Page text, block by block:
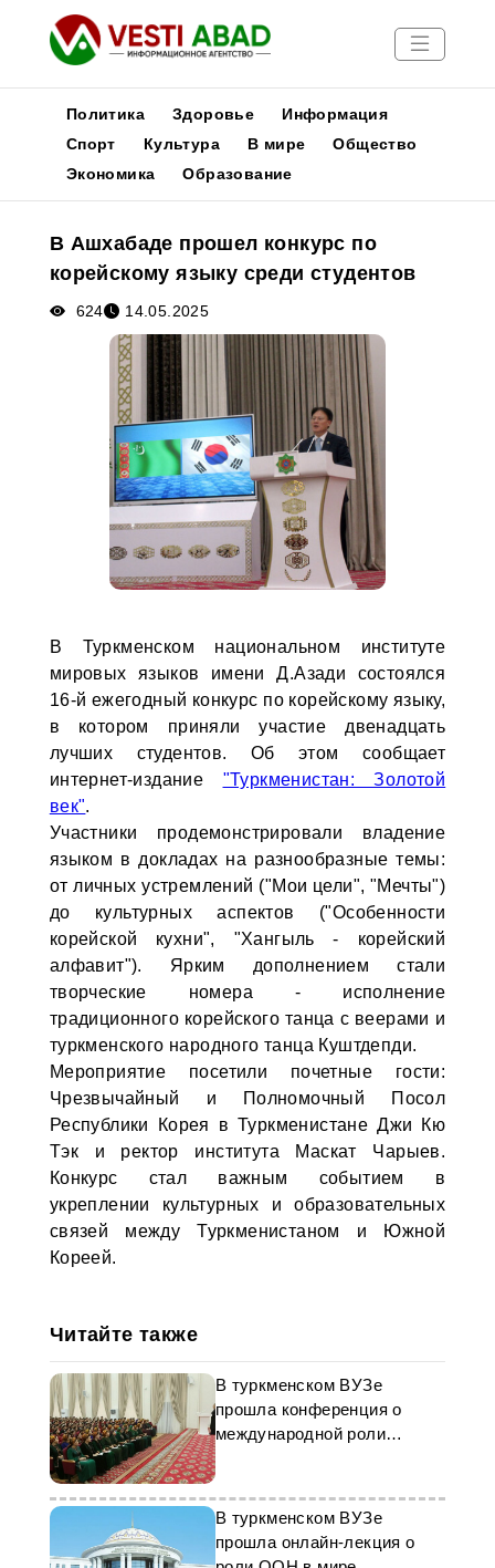
Новости
Медиа
Афиша
Политика Здоровье
Информация
Спорт
Культура В мире
Общество
Экономика
Образование
В Ашхабаде прошел конкурс по
корейскому языку среди студентов
624 14.05.2025
В Туркменском национальном институте
мировых языков имени Д.Азади состоялся
16-й ежегодный конкурс по корейскому языку,
в котором приняли участие двенадцать
лучших студентов. Об этом сообщает
интернет-издание "Туркменистан: Золотой
век".
Участники продемонстрировали владение
языком в докладах на разнообразные темы:
от личных устремлений ("Мои цели", "Мечты")
до культурных аспектов ("Особенности
корейской кухни", "Хангыль - корейский
алфавит"). Ярким дополнением стали
творческие номера - исполнение
традиционного корейского танца с веерами и
туркменского народного танца Куштдепди.
Мероприятие посетили почетные гости:
Чрезвычайный и Полномочный Посол
Республики Корея в Туркменистане Джи Кю
Тэк и ректор института Маскат Чарыев.
Конкурс стал важным событием в
укреплении культурных и образовательных
связей между Туркменистаном и Южной
Кореей.
Читайте также
В туркменском ВУЗе
прошла конференция о
международной роли
женщин
В туркменском ВУЗе
прошла онлайн-лекция о